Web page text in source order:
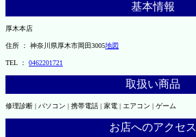
基本情報
厚木本店
住所 ： 神奈川県厚木市岡田3005地図
TEL ： 0462201721
取扱い商品
修理診断 | パソコン | 携帯電話 | 家電 | エアコン | ゲーム
お店へのアクセス